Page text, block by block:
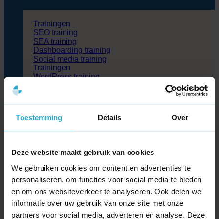
Toestemming Details Over
Deze website maakt gebruik van cookies
We gebruiken cookies om content en advertenties te
personaliseren, om functies voor social media te bieden
en om ons websiteverkeer te analyseren. Ook delen we
informatie over uw gebruik van onze site met onze
partners voor social media, adverteren en analyse. Deze
Trainingen
SEO training
SEA training
Dashboarding training
Social media training
Trainingen
WordPress training
Blog
Partners
Kennisbank
Contact
Zoeken
naar:
>Kennisbank>Wat is Data mining?